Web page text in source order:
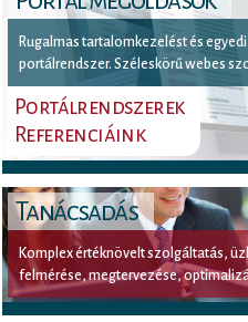
Rugalmas tartalomkezelést és
portálrendszer. Széleskörű webes
Portálrendszerek
Referenciáink
Tanácsadás
Komplex értéknövelt szolgáltatás,
felmérése, megtervezése,